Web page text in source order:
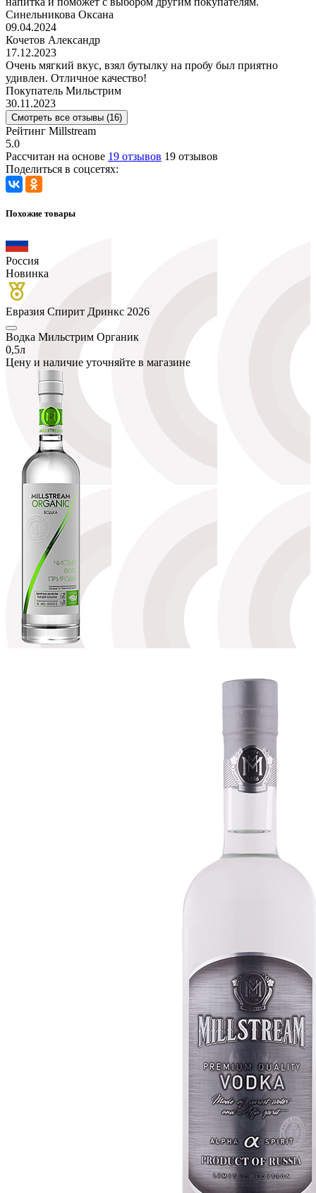
Синельникова Оксана
09.04.2024
Кочетов Александр
17.12.2023
Очень мягкий вкус, взял бутылку на пробу был приятно
удивлен. Отличное качество!
Покупатель Мильстрим
30.11.2023
Смотреть все отзывы (16)
Рейтинг Millstream
5.0
Рассчитан на основе 19 отзывов 19 отзывов
Поделиться в соцсетях:
Похожие товары
Россия
Новинка
Евразия Спирит Дринкс 2026
Водка Мильстрим Органик
0,5л
Цену и наличие уточняйте в магазине